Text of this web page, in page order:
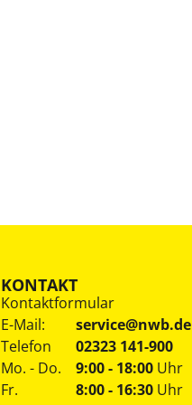
KONTAKT
Kontaktformular
E-Mail:
service@nwb.de
Telefon
02323 141-900
Mo. - Do.
Fr.
9:00 - 18:00 Uhr
8:00 - 16:30 Uhr